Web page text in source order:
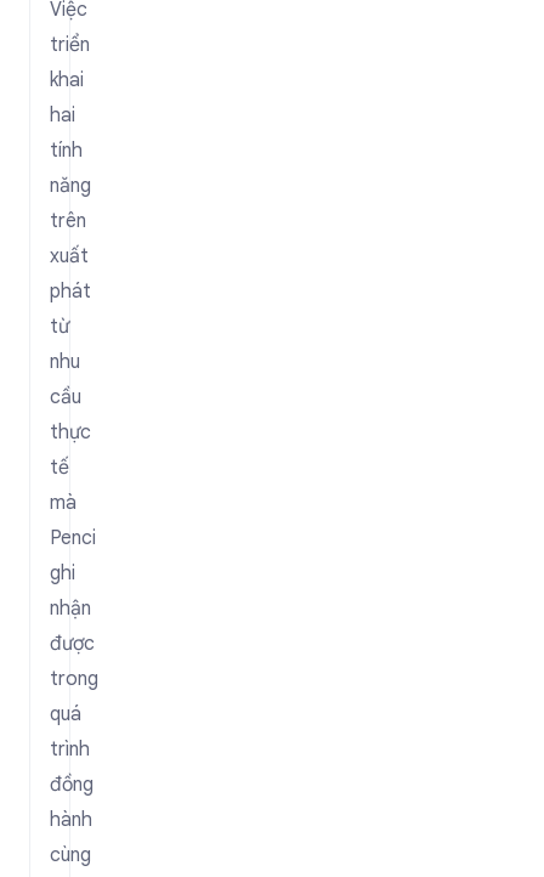
Việc
triển
khai
hai
tính
năng
trên
xuất
phát
từ
nhu
cầu
thực
tế
mà
Penci
ghi
nhận
được
trong
quá
trình
đồng
hành
cùng